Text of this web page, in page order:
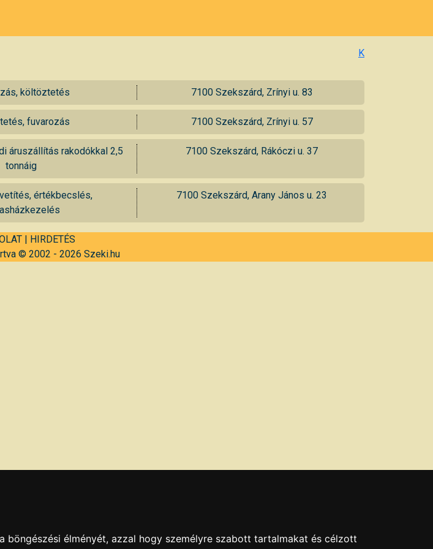
K
költöztetés 7100 Szekszárd, Zrínyi u. 83
fuvarozás 7100 Szekszárd, Zrínyi u. 57
áruszállítás rakodókkal 2,5
tonnáig
7100 Szekszárd, Rákóczi u. 37
értékbecslés,
7100 Szekszárd, Arany János u. 23
| HIRDETÉS
© 2002 - 2026 Szeki.hu
élményét, azzal hogy személyre szabott tartalmakat és célzott